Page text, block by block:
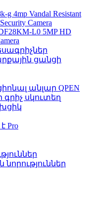
g 4mp Vandal Resistant
Camera
L0 5MP HD
ցանցի
անլար QPEN
գրիչ սկուտեղ
Pro
նորություններ